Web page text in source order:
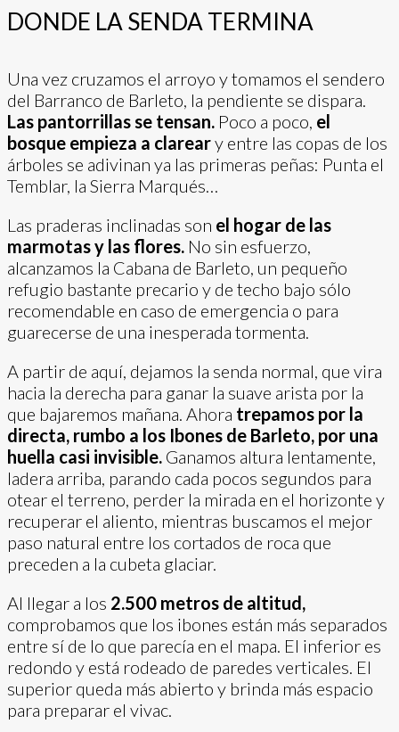
DONDE LA SENDA TERMINA
Una vez cruzamos el arroyo y tomamos el sendero
del Barranco de Barleto, la pendiente se dispara.
Las pantorrillas se tensan. Poco a poco, el
bosque empieza a clareary entre las copas de los
árboles se adivinan ya las primeras peñas: Punta el
Temblar, la Sierra Marqués…
Las praderas inclinadas son el hogar de las
marmotas y las flores. No sin esfuerzo,
alcanzamos la Cabana de Barleto, un pequeño
refugio bastante precario y de techo bajo sólo
recomendable en caso de emergencia o para
guarecerse de una inesperada tormenta.
A partir de aquí, dejamos la senda normal, que vira
hacia la derecha para ganar la suave arista por la
que bajaremos mañana. Ahora trepamos por la
directa, rumbo a los Ibones de Barleto, por una
huella casi invisible. Ganamos altura lentamente,
ladera arriba, parando cada pocos segundos para
otear el terreno, perder la mirada en el horizonte y
recuperar el aliento, mientras buscamos el mejor
paso natural entre los cortados de roca que
preceden a la cubeta glaciar.
Al llegar a los 2.500 metros de altitud,
comprobamos que los ibones están más separados
entre sí de lo que parecía en el mapa. El inferior es
redondo y está rodeado de paredes verticales. El
superior queda más abierto y brinda más espacio
para preparar el vivac.